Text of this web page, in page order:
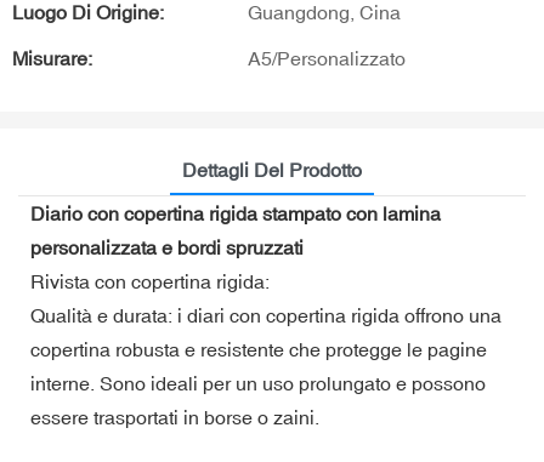
Luogo Di Origine: Guangdong, Cina
Misurare: A5/Personalizzato
Dettagli Del Prodotto
Diario con copertina rigida stampato con lamina
personalizzata e bordi spruzzati
Rivista con copertina rigida:
Qualità e durata: i diari con copertina rigida offrono una
copertina robusta e resistente che protegge le pagine
interne. Sono ideali per un uso prolungato e possono
essere trasportati in borse o zaini.